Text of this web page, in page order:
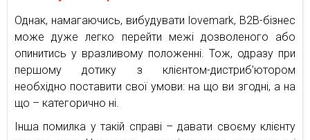
Однак, намагаючись, вибудувати lovemark, B2B-бізнес
може дуже легко перейти межі дозволеного або
опинитись у вразливому положенні. Тож, одразу при
першому дотику з клієнтом-дистриб’ютором
необхідно поставити свої умови: на що ви згодні, а на
що – категорично ні.
Інша помилка у такій справі – давати своєму клієнту